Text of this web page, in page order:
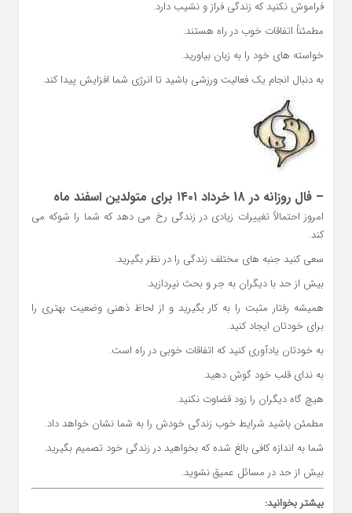
فراموش نکنید که زندگی فراز و نشیب دارد.
مطمئناً اتفاقات خوب در راه هستند.
خواسته های خود را به زبان بیاورید.
به دنبال انجام یک فعالیت ورزشی باشید تا انرژی شما افزایش پیدا کند.
– فال روزانه در 18 خرداد ۱۴۰۱ برای متولدین اسفند ماه
امروز احتمالاً تغییرات زیادی در زندگی رخ می دهد که شما را شوکه می
کند.
سعی کنید جنبه های مختلف زندگی را در نظر بگیرید.
بیش از حد با دیگران به جر و بحث نپردازید.
همیشه رفتار مثبت را به کار بگیرید و از لحاظ ذهنی وضعیت بهتری را
برای خودتان ایجاد کنید.
به خودتان یادآوری کنید که اتفاقات خوبی در راه است.
به ندای قلب خود گوش دهید.
هیچ گاه دیگران را زود قضاوت نکنید.
مطمئن باشید شرایط خوب زندگی خودش را به شما نشان خواهد داد.
شما به اندازه کافی بالغ شده که بخواهید در زندگی خود تصمیم بگیرید.
بیش از حد در مسائل عمیق نشوید.
بیشتر بخوانید: